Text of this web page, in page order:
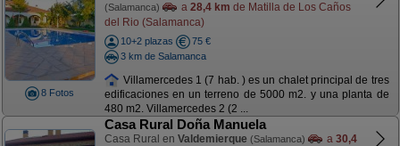
8 Fotos
(Salamanca) a 28,4 km de Matilla de Los Caños
del Rio (Salamanca)
10+2 plazas
75 €
3 km de Salamanca
Villamercedes 1 (7 hab. ) es un chalet principal de tres
edificaciones en un terreno de 5000 m2. y una planta de
480 m2. Villamercedes 2 (2 ...
Casa Rural Doña Manuela
Casa Rural en Valdemierque (Salamanca) a 30,4